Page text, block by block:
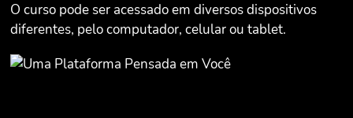
O curso pode ser acessado em diversos dispositivos
diferentes, pelo computador, celular ou tablet.